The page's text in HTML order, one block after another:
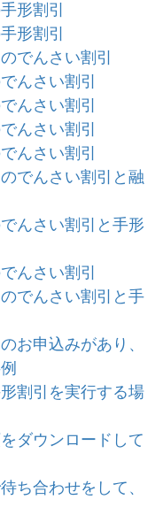
形割引
形割引
でんさい割引
んさい割引
んさい割引
んさい割引
んさい割引
でんさい割引と融
んさい割引と手形
んさい割引
でんさい割引と手
お申込みがあり、
割引を実行する場
ダウンロードして
ち合わせをして、